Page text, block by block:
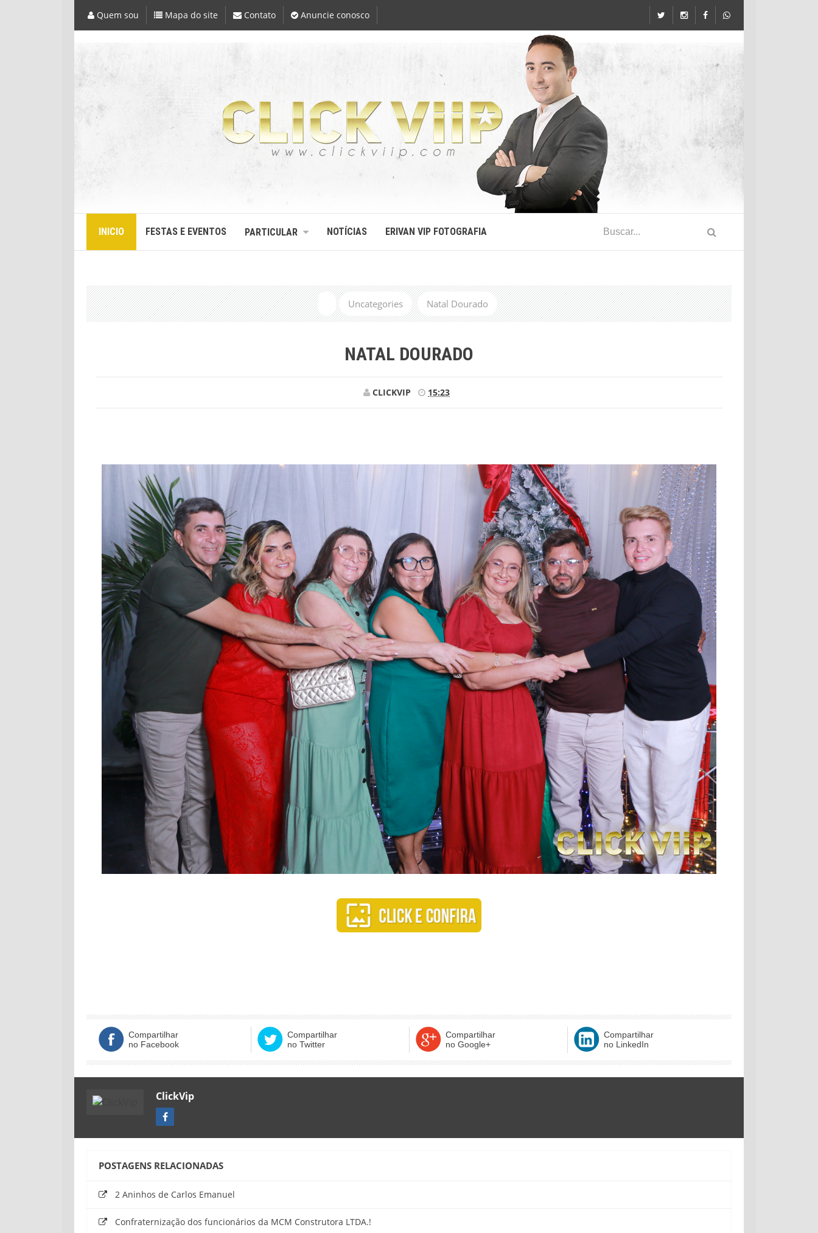
Quem sou Mapa do site Contato Anuncie conosco
INICIO FESTAS E EVENTOS PARTICULAR NOTÍCIAS ERIVAN VIP FOTOGRAFIA
Uncategories Natal Dourado
NATAL DOURADO
CLICKVIP 15:23
Compartilhar
no Facebook
Compartilhar
no Twitter
Compartilhar
no Google+
Compartilhar
no LinkedIn
ClickVip
POSTAGENS RELACIONADAS
2 Aninhos de Carlos Emanuel
Confraternização dos funcionários da MCM Construtora LTDA.!